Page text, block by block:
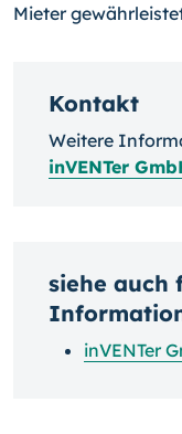
Mieter
Kontakt
Weitere
inVENTer
siehe auch
inVENTer